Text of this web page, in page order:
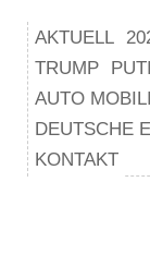
AKTUELL
TRUMP
AUTO
DEUTSCHE
KONTAKT